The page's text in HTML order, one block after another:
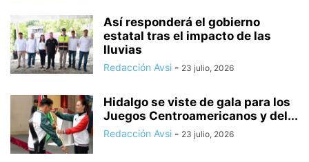
Así responderá el gobierno
estatal tras el impacto de las
lluvias
Redacción Avsi - 23 julio, 2026
Hidalgo se viste de gala para los
Juegos Centroamericanos y del...
Redacción Avsi - 23 julio, 2026